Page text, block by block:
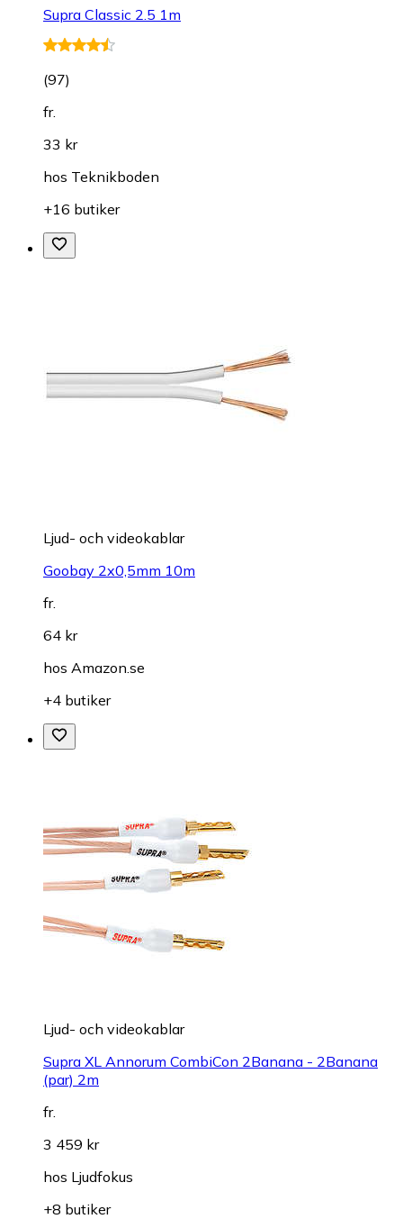
Supra Classic 2.5 1m
(97)
fr.
33 kr
hos Teknikboden
+16 butiker
Ljud- och videokablar
Goobay 2x0,5mm 10m
fr.
64 kr
hos Amazon.se
+4 butiker
Ljud- och videokablar
Supra XL Annorum CombiCon 2Banana - 2Banana
(par) 2m
fr.
3 459 kr
hos Ljudfokus
+8 butiker